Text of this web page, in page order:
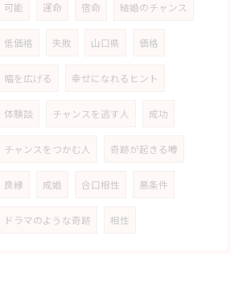
可能 運命 宿命 結婚のチャンス
低価格 失敗 山口県 価格
幅を広げる 幸せになれるヒント
体験談 チャンスを逃す人 成功
チャンスをつかむ人 奇跡が起きる噂
良縁 成婚 合口相性 悪条件
ドラマのような奇跡 相性